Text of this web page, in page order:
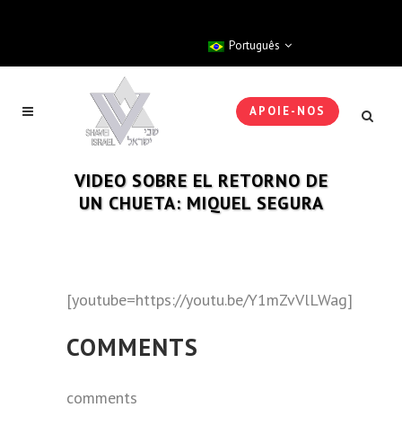
Português
APOIE-NOS
VIDEO SOBRE EL RETORNO DE
UN CHUETA: MIQUEL SEGURA
[youtube=https://youtu.be/Y1mZvVlLWag]
COMMENTS
comments